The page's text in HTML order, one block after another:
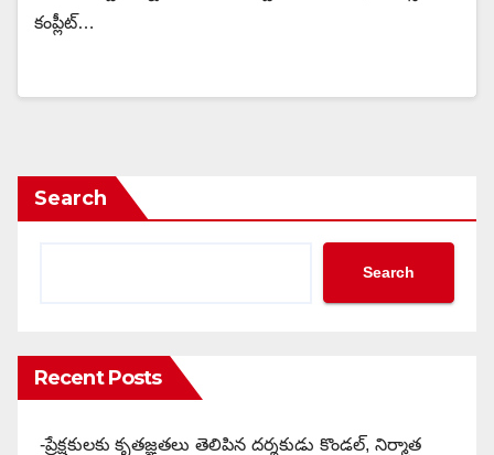
కంప్లీట్…
Search
Search
Recent Posts
-ప్రేక్షకులకు కృతజ్ఞతలు తెలిపిన దర్శకుడు కొండల్, నిర్మాత